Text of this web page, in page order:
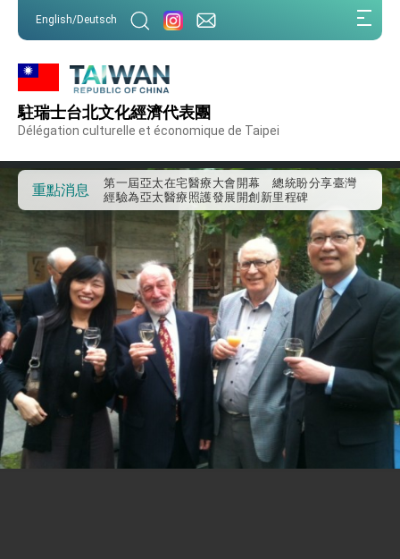
English/Deutsch
駐瑞士台北文化經濟代表團
Délégation culturelle et économique de Taipei
重點消息
外交部重要言論
我國政府將在美國亞利桑納州設立「駐鳳凰城辦
事處」，進一步深化台美交流合作
第一屆亞太在宅醫療大會開幕 總統盼分享臺灣
經驗為亞太醫療照護發展開創新里程碑
外交部發布WHA文宣影片「台灣醫療點亮世界」
及「台灣智慧醫療與健康產業展」預告短片，向
世界展現台灣守護全球健康的創新能量
總統出訪史瓦帝尼返國談話 強調臺灣人有權利
走向世界 盼與理念相近國家共同維護國際秩序
堅定走向世界 賴總統抵達史瓦帝尼王國進行國是
訪問
總統與五院院長新春茶敘 盼化分歧為團結、為
國家邁出合作第一步
總統農曆春節談話
台美貿易協議完成簽署達成6大目標、創5大歷史
性突破 總統強調將以3大面向加速臺灣經濟轉型
升級 籲請立院全力支持並盡速通過
臺美簽署「對等貿易協定」確立對等關稅15%且不
疊加 我輸美2072項產品豁免對等關稅
總統接受「法新社」（AFP）專訪內容